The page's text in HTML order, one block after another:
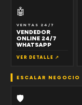
🤖
VENTAS 24/7
VENDEDOR
ONLINE 24/7
WHATSAPP
VER DETALLE ↗
ESCALAR NEGOCIO
🛡